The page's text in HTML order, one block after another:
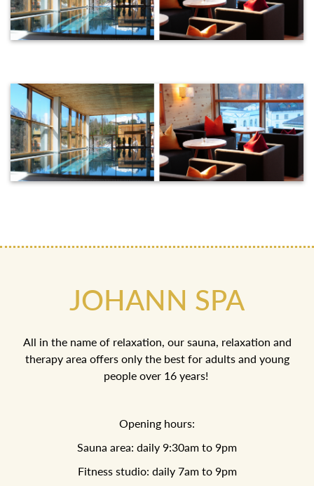
JOHANN SPA
All in the name of relaxation, our sauna, relaxation and
therapy area offers only the best for adults and young
people over 16 years!
Opening hours:
Sauna area: daily 9:30am to 9pm
Fitness studio: daily 7am to 9pm